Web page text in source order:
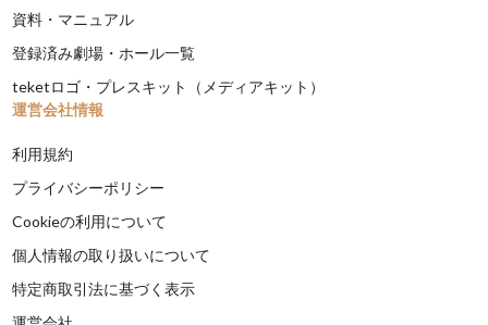
資料・マニュアル
登録済み劇場・ホール一覧
teketロゴ・プレスキット（メディアキット）
運営会社情報
利用規約
プライバシーポリシー
Cookieの利用について
個人情報の取り扱いについて
特定商取引法に基づく表示